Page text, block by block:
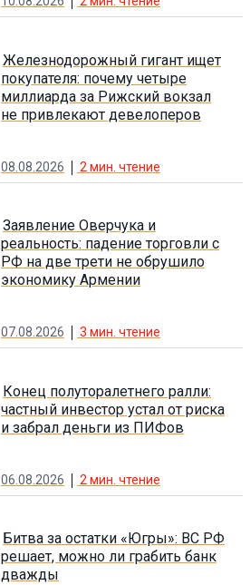
Железнодорожный гигант ищет
покупателя: почему четыре
миллиарда за Рижский вокзал
не привлекают девелоперов
08.08.2026 2 мин. чтение
Заявление Оверчука и
реальность: падение торговли с
РФ на две трети не обрушило
экономику Армении
07.08.2026 3 мин. чтение
Конец полуторалетнего ралли:
частный инвестор устал от риска
и забрал деньги из ПИФов
06.08.2026 2 мин. чтение
Битва за остатки «Югры»: ВС РФ
решает, можно ли грабить банк
дважды